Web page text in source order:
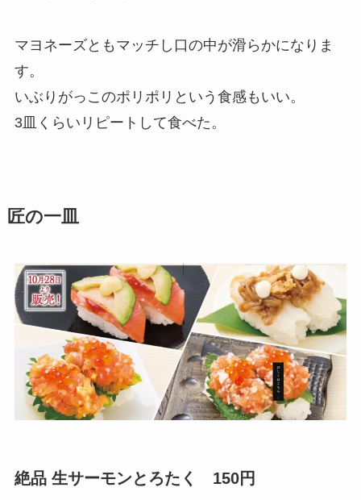
マヨネーズともマッチし口の中が滑らかになりま
す。
いぶりがっこのポリポリという食感もいい。
3皿くらいリピートして食べた。
匠の一皿
絶品 生サーモンとろたく 150円